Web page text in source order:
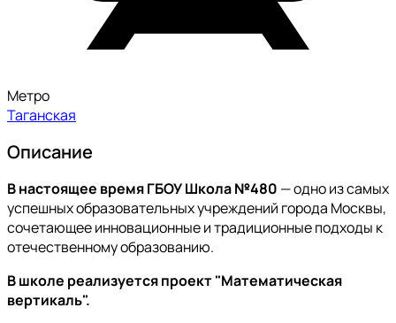
Метро
Таганская
Описание
В настоящее время ГБОУ Школа №480 — одно из самых
успешных образовательных учреждений города Москвы,
сочетающее инновационные и традиционные подходы к
отечественному образованию.
В школе реализуется проект "Математическая
вертикаль".